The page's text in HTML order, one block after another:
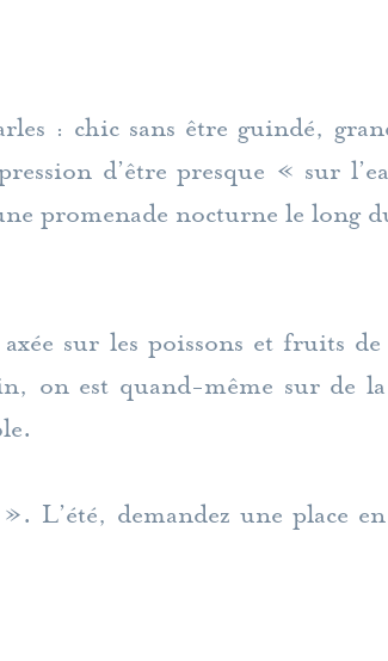
: chic sans être guindé,
d’être presque « sur
promenade nocturne le long
sur les poissons et fruits de
on est quand-même sur de
L’été, demandez une place